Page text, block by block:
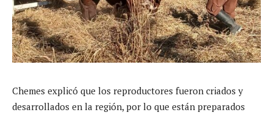
Chemes explicó que los reproductores fueron criados y
desarrollados en la región, por lo que están preparados